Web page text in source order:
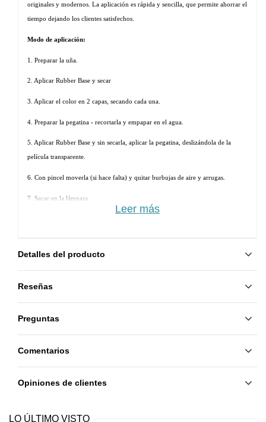
originales y modernos. La aplicación es rápida y sencilla, que permite ahorrar el
tiempo dejando los clientes satisfechos.
Modo de aplicación:
1. Preparar la uña.
2. Aplicar Rubber Base y secar
3. Aplicar el color en 2 capas, secando cada una.
4. Preparar la pegatina - recortarla y empapar en el agua.
5. Aplicar Rubber Base y sin secarla, aplicar la pegatina, deslizándola de la
película transparente.
6. Con pincel moverla (si hace falta) y quitar burbujas de aire y arrugas.
7. Secar en la lámpara.
Leer más
Detalles del producto
Reseñas
Preguntas
Comentarios
Opiniones de clientes
LO ÚLTIMO VISTO